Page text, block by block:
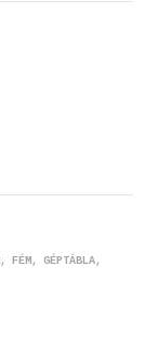
FÉM GÉPTÁBLA